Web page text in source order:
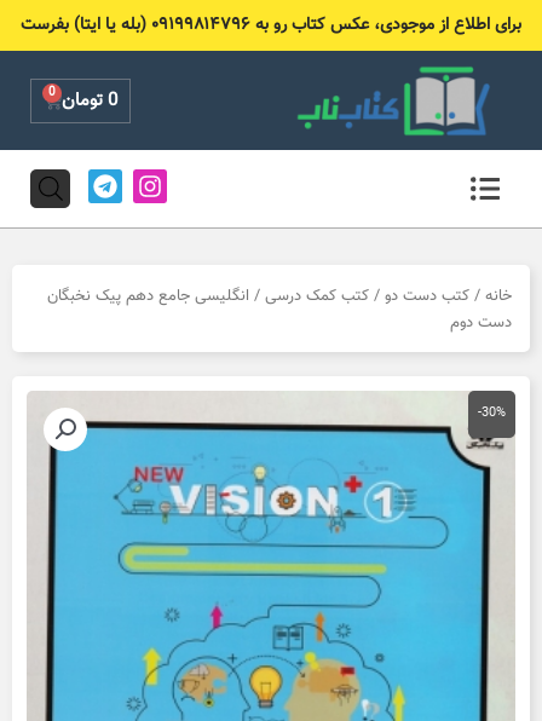
برای اطلاع از موجودی، عکس کتاب رو به ۰۹۱۹۹۸۱۴۷۹۶ (بله یا ایتا) بفرست
0تومان 0
Cart
I
n
s
g
a
T
e
l
r
m
خانه / کتب دست دو / کتب کمک درسی / انگلیسی جامع دهم پیک نخبگان
دست دوم
-30%